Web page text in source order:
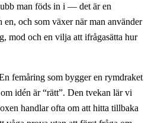
man föds in i — det är en
och som växer när man använder
mod och en vilja att ifrågasätta hur
femåring som bygger en rymdraket
idén är “rätt”. Den tvekan lär vi
handlar ofta om att hitta tillbaka